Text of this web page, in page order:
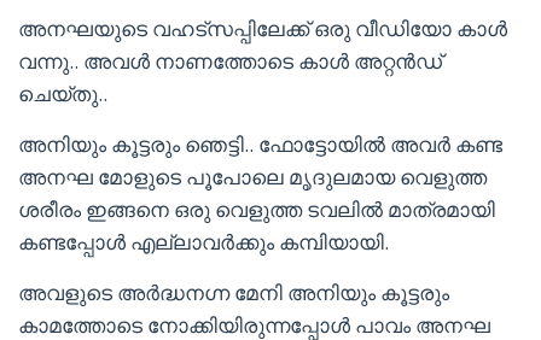
അനഘയുടെ വഹട്സപ്പിലേക്ക് ഒരു വീഡിയോ കാൾ
വന്നു.. അവൾ നാണത്തോടെ കാൾ അറ്റൻഡ്
ചെയ്തു..
അനിയും കൂട്ടരും ഞെട്ടി.. ഫോട്ടോയിൽ അവർ കണ്ട
അനഘ മോളുടെ പൂപോലെ മൃദുലമായ വെളുത്ത
ശരീരം ഇങ്ങനെ ഒരു വെളുത്ത ടവലിൽ മാത്രമായി
കണ്ടപ്പോൾ എല്ലാവർക്കും കമ്പിയായി.
അവളുടെ അർദ്ധനഗ്ന മേനി അനിയും കൂട്ടരും
കാമത്തോടെ നോക്കിയിരുന്നപ്പോൾ പാവം അനഘ